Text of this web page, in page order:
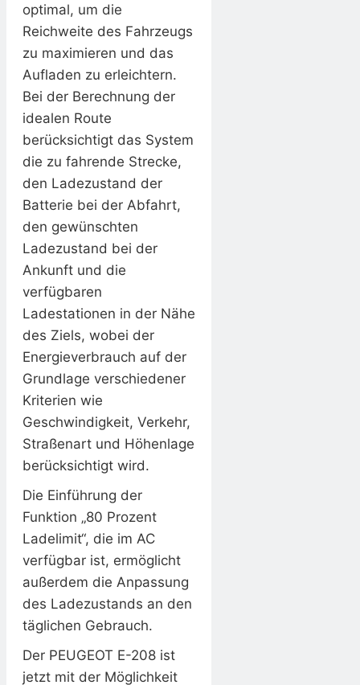
optimal, um die
Reichweite des Fahrzeugs
zu maximieren und das
Aufladen zu erleichtern.
Bei der Berechnung der
idealen Route
berücksichtigt das System
die zu fahrende Strecke,
den Ladezustand der
Batterie bei der Abfahrt,
den gewünschten
Ladezustand bei der
Ankunft und die
verfügbaren
Ladestationen in der Nähe
des Ziels, wobei der
Energieverbrauch auf der
Grundlage verschiedener
Kriterien wie
Geschwindigkeit, Verkehr,
Straßenart und Höhenlage
berücksichtigt wird.
Die Einführung der
Funktion „80 Prozent
Ladelimit“, die im AC
verfügbar ist, ermöglicht
außerdem die Anpassung
des Ladezustands an den
täglichen Gebrauch.
Der PEUGEOT E-208 ist
jetzt mit der Möglichkeit